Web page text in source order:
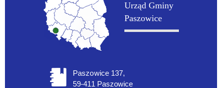
Urząd Gminy
Paszowice
Paszowice 137,
59-411 Paszowice